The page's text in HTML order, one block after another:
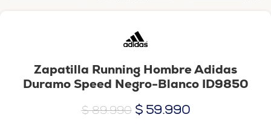
Zapatilla Running Hombre Adidas
Duramo Speed Negro-Blanco ID9850
$89.990 $59.990